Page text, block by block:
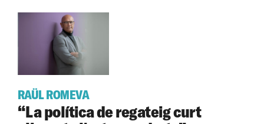
RAÜL ROMEVA
“La política de regateig curt